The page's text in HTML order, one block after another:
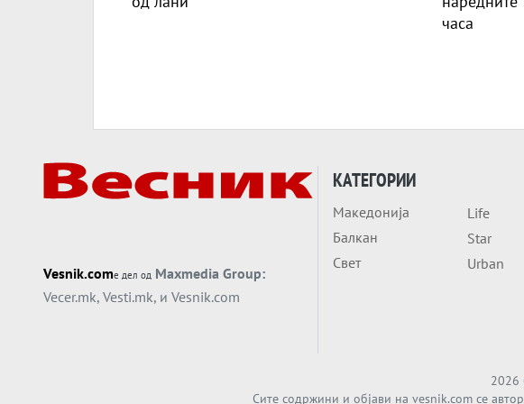
Vesnik.comе дел од Maxmedia Group:
Vecer.mk, Vesti.mk, и Vesnik.com
КАТЕГОРИИ
Македонија
Балкан
Свет
Life
Star
Urban
2026
Сите содржини и објави на vesnik.com се